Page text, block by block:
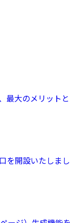
最大のメリットと
を開設いたしまし